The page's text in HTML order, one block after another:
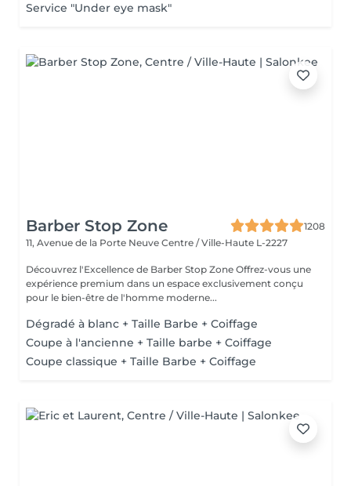
Service "Under eye mask"
Barber Stop Zone
1208
11, Avenue de la Porte Neuve Centre / Ville-Haute L-2227
Découvrez l'Excellence de Barber Stop Zone Offrez-vous une
expérience premium dans un espace exclusivement conçu
pour le bien-être de l'homme moderne...
Dégradé à blanc + Taille Barbe + Coiffage
Coupe à l'ancienne + Taille barbe + Coiffage
Coupe classique + Taille Barbe + Coiffage